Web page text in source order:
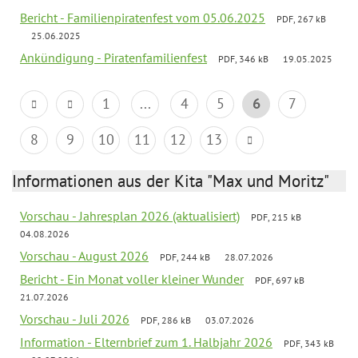
Bericht - Familienpiratenfest vom 05.06.2025
PDF, 267 kB
25.06.2025
Ankündigung - Piratenfamilienfest PDF, 346 kB 19.05.2025
1 ... 4 5 6
7
8
9 10 11 12 13
Informationen aus der Kita "Max und Moritz"
Vorschau - Jahresplan 2026 (aktualisiert)
PDF, 215 kB
04.08.2026
Vorschau - August 2026 PDF, 244 kB 28.07.2026
Bericht - Ein Monat voller kleiner Wunder
PDF, 697 kB
21.07.2026
Vorschau - Juli 2026 PDF, 286 kB 03.07.2026
Information - Elternbrief zum 1. Halbjahr 2026
PDF, 343 kB